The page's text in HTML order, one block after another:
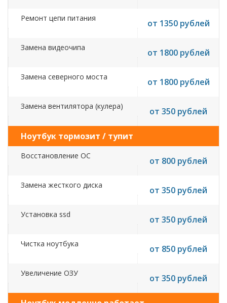
Ремонт цепи питания от 1350 рублей
Замена видеочипа от 1800 рублей
Замена северного моста от 1800 рублей
Замена вентилятора (кулера) от 350 рублей
Ноутбук тормозит / тупит
Восстановление ОС от 800 рублей
Замена жесткого диска от 350 рублей
Установка ssd от 350 рублей
Чистка ноутбука от 850 рублей
Увеличение ОЗУ от 350 рублей